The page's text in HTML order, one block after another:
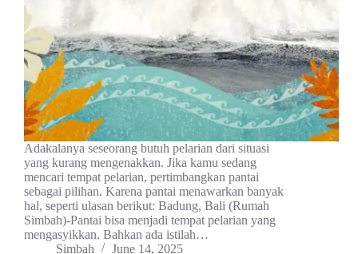
Adakalanya seseorang butuh pelarian dari situasi
yang kurang mengenakkan. Jika kamu sedang
mencari tempat pelarian, pertimbangkan pantai
sebagai pilihan. Karena pantai menawarkan banyak
hal, seperti ulasan berikut: Badung, Bali (Rumah
Simbah)-Pantai bisa menjadi tempat pelarian yang
mengasyikkan. Bahkan ada istilah…
Simbah
June 14, 2025